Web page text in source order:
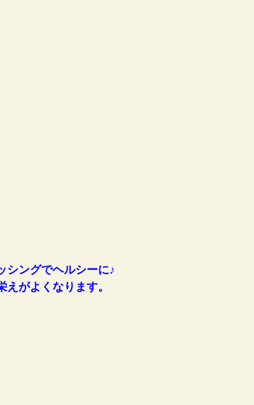
シングでヘルシーに♪
がよくなります。